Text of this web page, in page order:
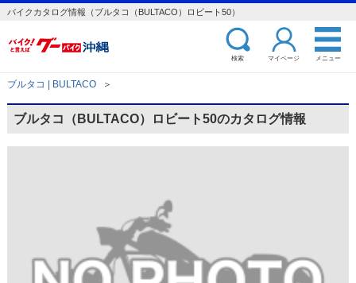
バイクカタログ情報（ブルタコ（BULTACO）ロビート50）
検索 マイページ メニュー
ブルタコ | BULTACO ＞
ブルタコ（BULTACO）ロビート50のカタログ情報